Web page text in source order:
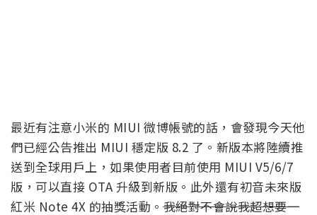
最近有注意小米的 MIUI 微博帳號的話，會發現今天他
們已經公告推出 MIUI 穩定版 8.2 了。新版本將陸續推
送到全球用戶上，如果使用者目前使用 MIUI V5/6/7
版，可以直接 OTA 升級到新版。此外還有初音未來版
紅米 Note 4X 的抽獎活動。我絕對不會說我超想要一